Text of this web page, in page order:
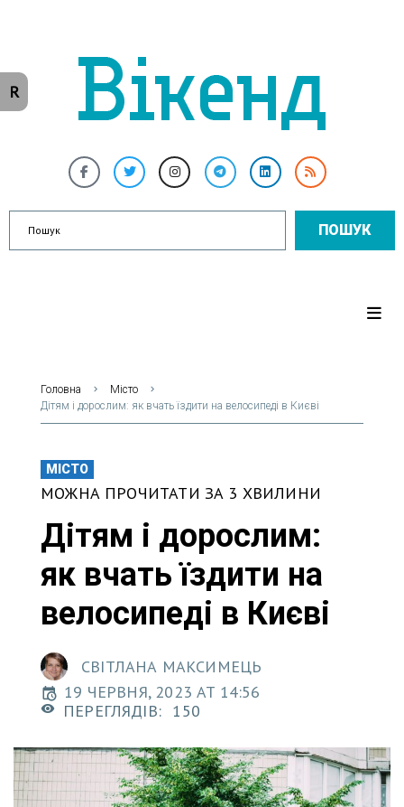
ПОШУК
Головна
Місто
Дітям і дорослим: як вчать їздити на велосипеді в Києві
МІСТО
МОЖНА ПРОЧИТАТИ ЗА 3 ХВИЛИНИ
Дітям і дорослим:
як вчать їздити на
велосипеді в Києві
СВІТЛАНА МАКСИМЕЦЬ
19 ЧЕРВНЯ, 2023 AT 14:56
ПЕРЕГЛЯДІВ: 150
R